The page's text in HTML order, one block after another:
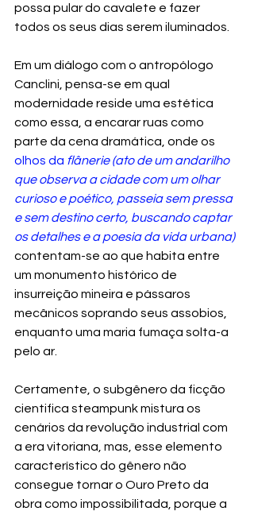
possa pular do cavalete e fazer
todos os seus dias serem iluminados.
Em um diálogo com o antropólogo
Canclini, pensa-se em qual
modernidade reside uma estética
como essa, a encarar ruas como
parte da cena dramática, onde os
olhos da flânerie (ato de um andarilho
que observa a cidade com um olhar
curioso e poético, passeia sem pressa
e sem destino certo, buscando captar
os detalhes e a poesia da vida urbana)
contentam-se ao que habita entre
um monumento histórico de
insurreição mineira e pássaros
mecânicos soprando seus assobios,
enquanto uma maria fumaça solta-a
pelo ar.
Certamente, o subgênero da ficção
cientifica steampunk mistura os
cenários da revolução industrial com
a era vitoriana, mas, esse elemento
característico do gênero não
consegue tornar o Ouro Preto da
obra como impossibilitada, porque a